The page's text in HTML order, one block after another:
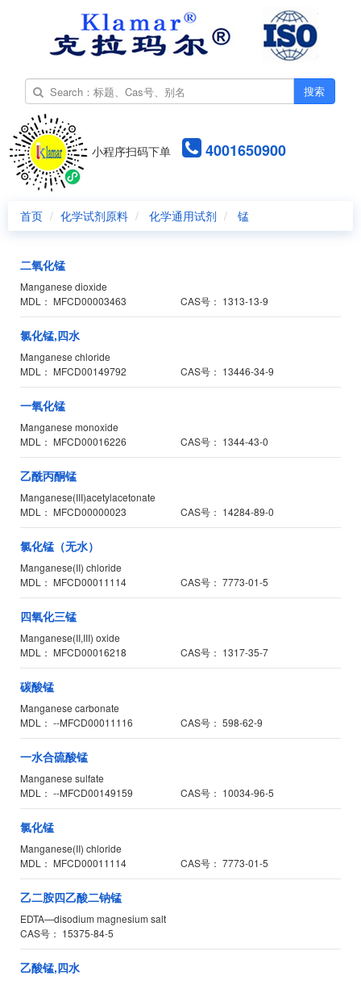
搜索
小程序扫码下单 4001650900
首页 化学试剂原料 化学通用试剂 锰
二氧化锰
Manganese dioxide
MDL： MFCD00003463 CAS号： 1313-13-9
氯化锰,四水
Manganese chloride
MDL： MFCD00149792 CAS号： 13446-34-9
一氧化锰
Manganese monoxide
MDL： MFCD00016226 CAS号： 1344-43-0
乙酰丙酮锰
Manganese(III)acetylacetonate
MDL： MFCD00000023 CAS号： 14284-89-0
氯化锰（无水）
Manganese(II) chloride
MDL： MFCD00011114 CAS号： 7773-01-5
四氧化三锰
Manganese(II,III) oxide
MDL： MFCD00016218 CAS号： 1317-35-7
碳酸锰
Manganese carbonate
MDL： --MFCD00011116 CAS号： 598-62-9
一水合硫酸锰
Manganese sulfate
MDL： --MFCD00149159 CAS号： 10034-96-5
氯化锰
Manganese(II) chloride
MDL： MFCD00011114 CAS号： 7773-01-5
乙二胺四乙酸二钠锰
EDTA—disodium magnesium salt
CAS号： 15375-84-5
乙酸锰,四水